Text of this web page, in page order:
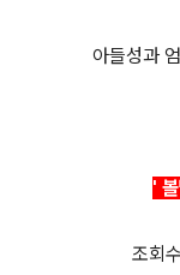
아들성과
'
조회